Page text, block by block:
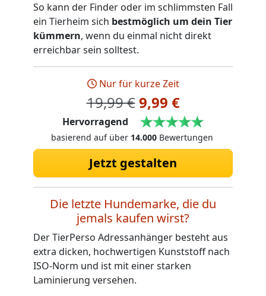
So kann der Finder oder im schlimmsten Fall
ein Tierheim sich bestmöglich um dein Tier
kümmern, wenn du einmal nicht direkt
erreichbar sein solltest.
Nur für kurze Zeit
19,99 €9,99 €
Hervorragend
basierend auf über 14.000Bewertungen
Jetzt gestalten
Die letzte Hundemarke, die du
jemals kaufen wirst?
Der TierPerso Adressanhänger besteht aus
extra dicken, hochwertigen Kunststoff nach
ISO-Norm und ist mit einer starken
Laminierung versehen.